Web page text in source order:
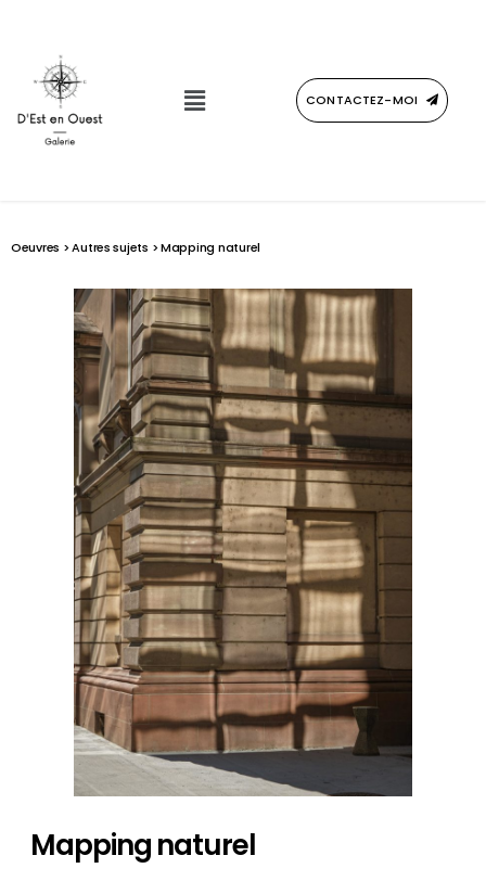
CONTACTEZ-MOI
Oeuvres >Autres sujets > Mapping naturel
Mapping naturel